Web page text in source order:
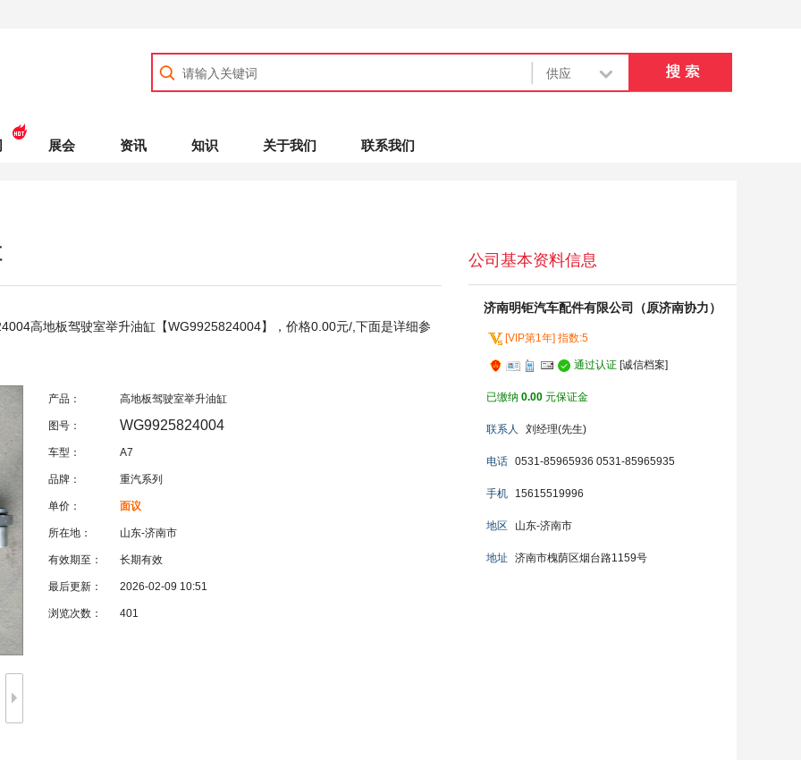
展会 资讯 知识 关于我们 联系我们
高地板驾驶室举升油缸【WG9925824004】，价格0.00元/,下面是详细参
产品： 高地板驾驶室举升油缸
图号： WG9925824004
车型： A7
品牌： 重汽系列
单价： 面议
所在地： 山东-济南市
有效期至： 长期有效
最后更新： 2026-02-09 10:51
浏览次数： 401
公司基本资料信息
济南明钜汽车配件有限公司（原济南协力）
[VIP第1年] 指数:5
通过认证 [诚信档案]
已缴纳 0.00 元保证金
联系人 刘经理(先生)
电话 0531-85965936 0531-85965935
手机 15615519996
地区 山东-济南市
地址 济南市槐荫区烟台路1159号